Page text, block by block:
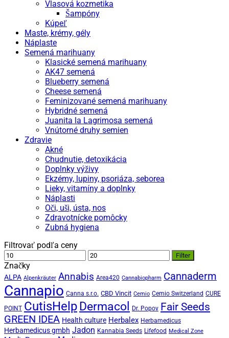
Vlasová kozmetika
Šampóny
Kúpeľ
Maste, krémy, gély
Náplaste
Semená marihuany
Klasické semená marihuany
AK47 semená
Blueberry semená
Cheese semená
Feminizované semená marihuany
Hybridné semená
Juanita la Lagrimosa semená
Vnútorné druhy semien
Zdravie
Akné
Chudnutie, detoxikácia
Doplnky výživy
Ekzémy, lupiny, psoriáza, seborea
Lieky, vitamíny a doplnky
Náplasti
Oči, uši, ústa, nos
Zdravotnícke pomôcky
Zubná hygiena
Filtrovať podľa ceny
Minimálna
cena
Maximálna
cena
Filter
Značky
ALPA Alpenkräuter Annabis Area420 Cannabiopharm Cannaderm
Cannapio Canna s.r.o. CBD Vincit Cemio Cemio Switzerland CURE
POINT CutisHelpDermacol Dr. Popov Fair Seeds
GREEN IDEA Health culture Herbalex Herbamedicus
Herbamedicus gmbh Jadon Kannabia Seeds Lifefood Medical Zone